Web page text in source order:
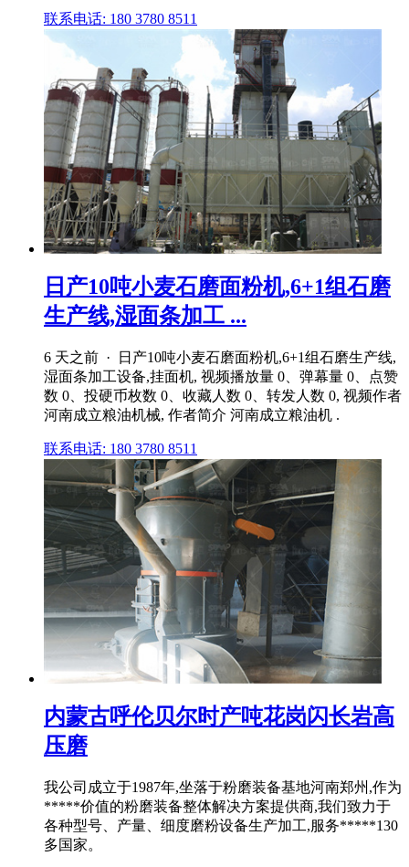
联系电话: 180 3780 8511
日产10吨小麦石磨面粉机,6+1组石磨
生产线,湿面条加工 ...
6 天之前 · 日产10吨小麦石磨面粉机,6+1组石磨生产线,
湿面条加工设备,挂面机, 视频播放量 0、弹幕量 0、点赞
数 0、投硬币枚数 0、收藏人数 0、转发人数 0, 视频作者
河南成立粮油机械, 作者简介 河南成立粮油机 .
联系电话: 180 3780 8511
内蒙古呼伦贝尔时产吨花岗闪长岩高
压磨
我公司成立于1987年,坐落于粉磨装备基地河南郑州,作为
*****价值的粉磨装备整体解决方案提供商,我们致力于
各种型号、产量、细度磨粉设备生产加工,服务*****130
多国家。